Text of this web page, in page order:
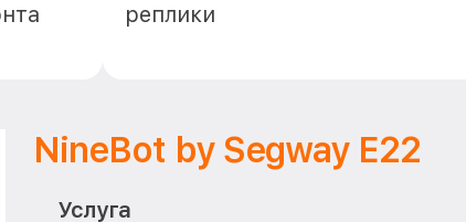
реплики
NineBot by Segway E22
Услуга